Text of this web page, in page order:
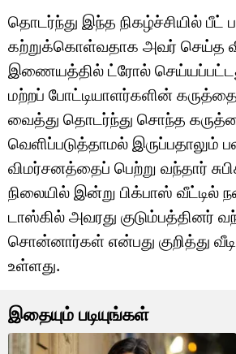
தொடர்ந்து இந்த நிகழ்ச்சியில் பீட்
கற்றுக்கொள்வதாக அவர் செய்த
இணையத்தில் ட்ரோல்
மற்றப் போட்டியாளர்களின்
வைத்து தொடர்ந்து சொந்த
வெளிப்படுத்தாமல் இருப்பதாலும்
விமர்சனத்தைப் பெற்று வந்தார்
நிலையில் இன்று பிக்பாஸ் வீட்டில்
டாஸ்கில் அவரது குடும்பத்தினர்
சொன்னார்கள் என்பது குறித்து
உள்ளது.
இதையும் படியுங்கள்